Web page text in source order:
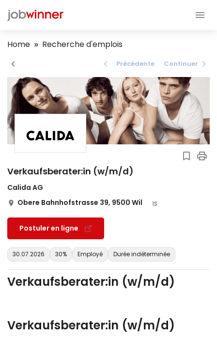
Home Recherche d'emplois
Précédente Continuer
Verkaufsberater:in (w/m/d)
Calida AG
Obere Bahnhofstrasse 39, 9500 Wil
1S
Postuler en ligne
30.07.2026 30% Employé Durée indéterminée
Verkaufsberater:in (w/m/d)
Verkaufsberater:in (w/m/d)